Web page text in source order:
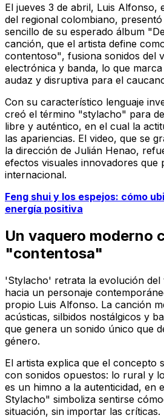
El jueves 3 de abril, Luis Alfonso,
del regional colombiano,
sencillo de su esperado álbum
canción, que el artista define
contentoso", fusiona sonidos del
electrónica y banda, lo que
audaz y disruptiva para el
Con su característico lenguaje
creó el término "stylacho" para
libre y auténtico, en el cual la
las apariencias. El video, que se
la dirección de Julián Henao,
efectos visuales innovadores que
internacional.
Feng shui y los espejos: cómo
energía positiva
Un vaquero moderno
"contentosa"
'Stylacho' retrata la evolución del
hacia un personaje
propio Luis Alfonso. La canción
acústicas, silbidos nostálgicos y
que genera un sonido único que
género.
El artista explica que el concepto
con sonidos opuestos: lo rural y
es un himno a la autenticidad, en
Stylacho" simboliza sentirse
situación, sin importar las críticas.